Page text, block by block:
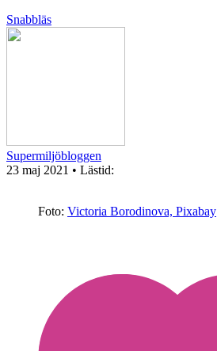
Snabbläs
Supermiljöbloggen
23 maj 2021 • Lästid:
Foto: Victoria Borodinova, Pixabay